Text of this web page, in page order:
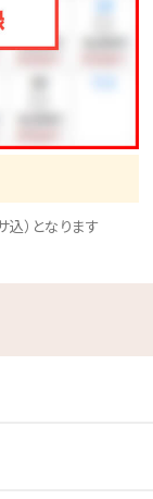
）となります